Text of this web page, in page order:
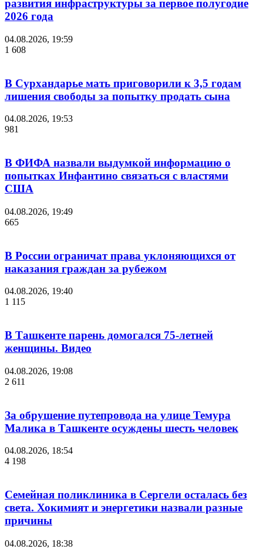
развития инфраструктуры за первое полугодие
2026 года
04.08.2026, 19:59
1 608
В Сурхандарье мать приговорили к 3,5 годам
лишения свободы за попытку продать сына
04.08.2026, 19:53
981
В ФИФА назвали выдумкой информацию о
попытках Инфантино связаться с властями
США
04.08.2026, 19:49
665
В России ограничат права уклоняющихся от
наказания граждан за рубежом
04.08.2026, 19:40
1 115
В Ташкенте парень домогался 75-летней
женщины. Видео
04.08.2026, 19:08
2 611
За обрушение путепровода на улице Темура
Малика в Ташкенте осуждены шесть человек
04.08.2026, 18:54
4 198
Семейная поликлиника в Сергели осталась без
света. Хокимият и энергетики назвали разные
причины
04.08.2026, 18:38